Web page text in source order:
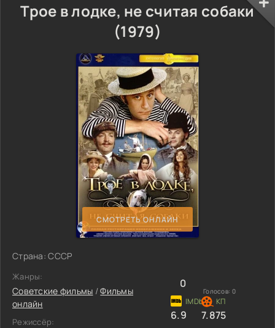
Трое в лодке, не считая собаки
(1979)
СМОТРЕТЬ ОНЛАЙН
Страна: СССР
Жанры:
Советские фильмы /Фильмы
онлайн
Режиссёр:
0
Голосов: 0
6.9 7.875